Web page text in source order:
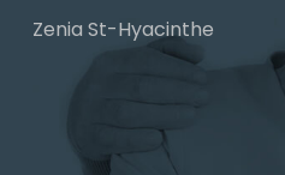
Zenia St-Hyacinthe